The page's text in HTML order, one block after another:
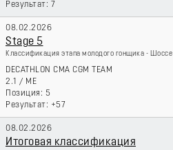
7
08.02.2026
Stage 5
Классификация этапа молодого гонщика - Шоссе
DECATHLON CMA CGM TEAM
2.1 / ME
5
+57
08.02.2026
Итоговая классификация